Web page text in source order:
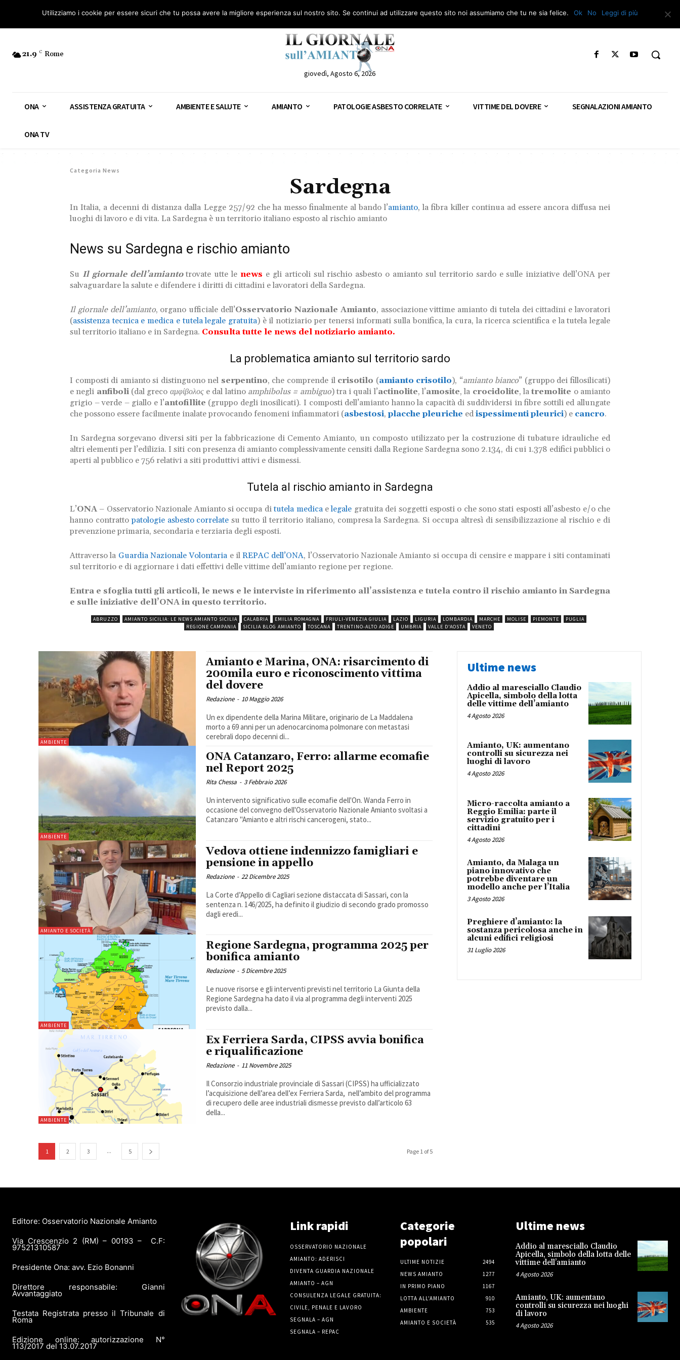
Osservatorio Nazionale Amianto: aderisci Diventa Guardia Nazionale Amianto – AGN Consulenza legale gratuita: civile, penale e lavoro Segnala – AGN Segnala – Repac
21.9 C Rome
giovedì, Agosto 6, 2026
ONA ASSISTENZA GRATUITA AMBIENTE E SALUTE AMIANTO PATOLOGIE ASBESTO CORRELATE VITTIME DEL DOVERE SEGNALAZIONI AMIANTO
ONA TV
Categoria News
Sardegna
In Italia, a decenni di distanza dalla Legge 257/92 che ha messo finalmente al bando l’amianto, la fibra killer continua ad essere ancora diffusa nei
luoghi di lavoro e di vita. La Sardegna è un territorio italiano esposto al rischio amianto
News su Sardegna e rischio amianto
Su Il giornale dell’amiantotrovate utte lenews e gli articoli sul rischio asbesto o amianto sul territorio sardo e sulle iniziative dell’ONA per
salvaguardare la salute e difendere i diritti di cittadini e lavoratori della Sardegna.
Il giornale dell’amianto, organo ufficiale dell’Osservatorio Nazionale Amianto, associazione vittime amianto di tutela dei cittadini e lavoratori
(assistenza tecnica e medica e tutela legale gratuita) è il notiziario per tenersi informati sulla bonifica, la cura, la ricerca scientifica e la tutela legale
sul territorio italiano e in Sardegna. Consulta tutte le news del notiziario amianto.
La problematica amianto sul territorio sardo
I composti di amianto si distinguono nel serpentino, che comprende il crisotilo (amianto crisotilo), “amianto bianco” (gruppo dei fillosilicati)
e negli anfiboli(dal greco αμφίβολοςe dal latino amphibolus = ambiguo) tra i quali l’actinolite, l’amosite, la crocidolite, latremolite o amianto
grigio – verde – giallo e l’antofillite (gruppo degli inosilicati). I composti dell’amianto hanno la capacità di suddividersi in fibre sottili ed allungate
che possono essere facilmente inalate provocando fenomeni infiammatori (asbestosi,placche pleuriche ed ispessimenti pleurici) e cancro.
In Sardegna sorgevano diversi siti per la fabbricazione di Cemento Amianto, un composto utilizzato per la costruzione di tubature idrauliche ed
altri elementi per l’edilizia. I siti con presenza di amianto complessivamente censiti dalla Regione Sardegna sono 2.134, di cui 1.378 edifici pubblici o
aperti al pubblico e 756 relativi a siti produttivi attivi e dismessi.
Tutela al rischio amianto in Sardegna
L’ONA – Osservatorio Nazionale Amianto si occupa ditutela medica elegale gratuita dei soggetti esposti o che sono stati esposti all’asbesto e/o che
hanno contrattopatologie asbesto correlate su tutto il territorio italiano, compresa la Sardegna. Si occupa altresì di sensibilizzazione al rischio e di
prevenzione primaria, secondaria e terziaria degli esposti.
Attraverso la Guardia Nazionale Volontaria e ilREPAC dell’ONA, l’Osservatorio Nazionale Amianto si occupa di censire e mappare i siti contaminati
sul territorio e di aggiornare i dati effettivi delle vittime dell’amianto regione per regione.
Entra e sfoglia tutti gli articoli, le news e le interviste in riferimento all’assistenza e tutela contro il rischio amianto in Sardegna
e sulle iniziative dell’ONA in questo territorio.
ABRUZZO AMIANTO SICILIA: LE NEWS AMIANTO SICILIA CALABRIA EMILIA ROMAGNA FRIULI-VENEZIA GIULIA LAZIO LIGURIA LOMBARDIA MARCHE MOLISE PIEMONTE
PUGLIA
REGIONE CAMPANIA
SICILIA BLOG AMIANTO TOSCANA TRENTINO-ALTO ADIGE UMBRIA VALLE D'AOSTA VENETO
AMBIENTE
Amianto e Marina, ONA: risarcimento di
200mila euro e riconoscimento vittima
del dovere
Redazione - 10 Maggio 2026
Un ex dipendente della Marina Militare, originario de La Maddalena
morto a 69 anni per un adenocarcinoma polmonare con metastasi
cerebrali dopo decenni di...
AMBIENTE
ONA Catanzaro, Ferro: allarme ecomafie
nel Report 2025
Rita Chessa - 3 Febbraio 2026
Un intervento significativo sulle ecomafie dell'On. Wanda Ferro in
occasione del convegno dell'Osservatorio Nazionale Amianto svoltasi a
Catanzaro "Amianto e altri rischi cancerogeni, stato...
AMIANTO E SOCIETÀ
Vedova ottiene indennizzo famigliari e
pensione in appello
Redazione - 22 Dicembre 2025
La Corte d’Appello di Cagliari sezione distaccata di Sassari, con la
sentenza n. 146/2025, ha definito il giudizio di secondo grado promosso
dagli eredi...
AMBIENTE
Regione Sardegna, programma 2025 per
bonifica amianto
Redazione - 5 Dicembre 2025
Le nuove risorse e gli interventi previsti nel territorio La Giunta della
Regione Sardegna ha dato il via al programma degli interventi 2025
previsto dalla...
AMBIENTE
Ex Ferriera Sarda, CIPSS avvia bonifica
e riqualificazione
Redazione - 11 Novembre 2025
Il Consorzio industriale provinciale di Sassari (CIPSS) ha ufficializzato
l’acquisizione dell’area dell’ex Ferriera Sarda, nell’ambito del programma
di recupero delle aree industriali dismesse previsto dall’articolo 63
della...
1 2 3 ... 5 Page 1 of 5
Ultime news
Addio al maresciallo Claudio
Apicella, simbolo della lotta
delle vittime dell’amianto
4 Agosto 2026
Amianto, UK: aumentano
controlli su sicurezza nei
luoghi di lavoro
4 Agosto 2026
Micro-raccolta amianto a
Reggio Emilia: parte il
servizio gratuito per i
cittadini
4 Agosto 2026
Amianto, da Malaga un
piano innovativo che
potrebbe diventare un
modello anche per l’Italia
3 Agosto 2026
Preghiere d’amianto: la
sostanza pericolosa anche in
alcuni edifici religiosi
31 Luglio 2026
Editore: Osservatorio Nazionale Amianto
Via Crescenzio 2 (RM) – 00193 – C.F:
97521310587
Presidente Ona: avv. Ezio Bonanni
Direttore responsabile: Gianni
Avvantaggiato
Testata Registrata presso il Tribunale di
Roma
Edizione online: autorizzazione N°
113/2017 del 13.07.2017
Link rapidi
OSSERVATORIO NAZIONALE
AMIANTO: ADERISCI
DIVENTA GUARDIA NAZIONALE
AMIANTO – AGN
CONSULENZA LEGALE GRATUITA:
CIVILE, PENALE E LAVORO
SEGNALA – AGN
SEGNALA – REPAC
Categorie
popolari
ULTIME NOTIZIE
2494
NEWS AMIANTO
1277
IN PRIMO PIANO
1167
LOTTA ALL'AMIANTO
910
AMBIENTE
753
AMIANTO E SOCIETÀ
535
Ultime news
Addio al maresciallo Claudio
Apicella, simbolo della lotta delle
vittime dell’amianto
4 Agosto 2026
Amianto, UK: aumentano
controlli su sicurezza nei luoghi
di lavoro
4 Agosto 2026
Utilizziamo i cookie per essere sicuri che tu possa avere la migliore esperienza sul nostro sito. Se continui ad utilizzare questo sito noi assumiamo che tu ne sia felice. Ok No Leggi di più